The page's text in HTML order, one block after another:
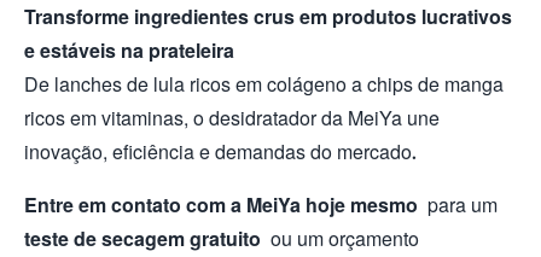
Transforme ingredientes crus em produtos lucrativos
e estáveis ​​na prateleira
De lanches de lula ricos em colágeno a chips de manga
ricos em vitaminas, o desidratador da MeiYa une
inovação, eficiência e demandas do mercado.
Entre em contato com a MeiYa hoje mesmo para um
teste de secagem gratuito ou um orçamento